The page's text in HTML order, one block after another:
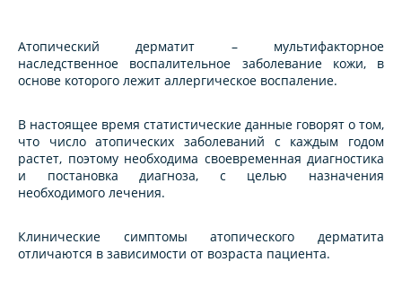
Атопический дерматит – мультифакторное
наследственное воспалительное заболевание кожи, в
основе которого лежит аллергическое воспаление.
В настоящее время статистические данные говорят о том,
что число aтопических заболеваний с каждым годом
растет, поэтому необходима своевременная диагностика
и постановка диагноза, с целью назначения
необходимого лечения.
Клинические симптомы aтопического дерматита
отличаются в зависимости от возраста пациента.